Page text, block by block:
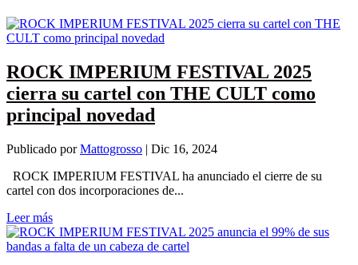
ROCK IMPERIUM FESTIVAL 2025
cierra su cartel con THE CULT como
principal novedad
Publicado porMattogrosso | Dic 16, 2024
ROCK IMPERIUM FESTIVAL ha anunciado el cierre de su
cartel con dos incorporaciones de...
Leer más